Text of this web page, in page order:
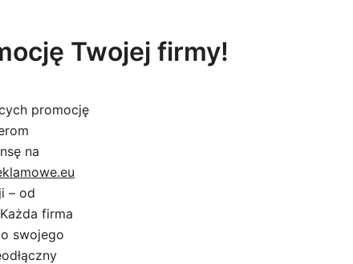
Twojej firmy!
promocję
na
– od
firma
swojego